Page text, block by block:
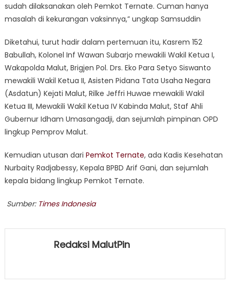
sudah dilaksanakan oleh Pemkot Ternate. Cuman hanya
masalah di kekurangan vaksinnya,” ungkap Samsuddin
Diketahui, turut hadir dalam pertemuan itu, Kasrem 152
Babullah, Kolonel Inf Wawan Subarjo mewakili Wakil Ketua I,
Wakapolda Malut, Brigjen Pol. Drs. Eko Para Setyo Siswanto
mewakili Wakil Ketua II, Asisten Pidana Tata Usaha Negara
(Asdatun) Kejati Malut, Rilke Jeffri Huwae mewakili Wakil
Ketua III, Mewakili Wakil Ketua IV Kabinda Malut, Staf Ahli
Gubernur Idham Umasangadji, dan sejumlah pimpinan OPD
lingkup Pemprov Malut.
Kemudian utusan dari Pemkot Ternate, ada Kadis Kesehatan
Nurbaity Radjabessy, Kepala BPBD Arif Gani, dan sejumlah
kepala bidang lingkup Pemkot Ternate.
Sumber: Times Indonesia
Redaksi MalutPin